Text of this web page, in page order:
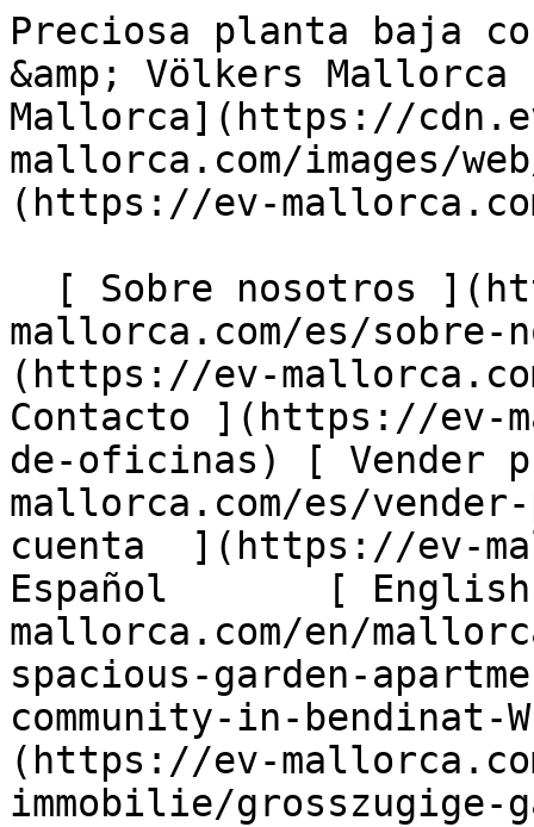
Preciosa planta baja con espacioso jardín - Engel &amp; Völkers Mallorca                [ ![EV Mallorca](https://cdn.ev-mallorca.com/images/web/EV_Logo_RGB.svg) ](https://ev-mallorca.com/es)  Mallorca  

  [ Sobre nosotros ](https://ev-mallorca.com/es/sobre-nosotros) [ Sobre Mallorca ](https://ev-mallorca.com/es/sobre-mallorca) [ Contacto ](https://ev-mallorca.com/es/ubicaciones-de-oficinas) [ Vender propiedad ](https://ev-mallorca.com/es/vender-propiedad-mallorca) [    Mi cuenta  ](https://ev-mallorca.com/es/mi-cuenta)   Español       [ English ](https://ev-mallorca.com/en/mallorca-property/beautiful-and-spacious-garden-apartment-in-sought-after-community-in-bendinat-W-046YYK)    [ Deutsch ](https://ev-mallorca.com/de/mallorca-immobilie/grosszugige-gartenwohnung-in-einer-begehrten-wohnanlage-in-bendinat-W-046YYK)   [ Català ](https://ev-mallorca.com/ca/immoble-mallorca/un-encantador-pis-a-peu-pla-amb-un-jardi-espaios-W-046YYK)   [ Svenska ](https://ev-mallorca.com/sv/mallorca-fastighet/rymlig-tradgardslagenhet-i-ett-eftertraktat-bostadsomrade-i-bendinat-W-046YYK)   [ Français ](https://ev-mallorca.com/fr/bien-majorque/spacieux-appartement-avec-jardin-dans-un-complexe-residentiel-recherche-a-bendinat-W-046YYK)   [ Polski ](https://ev-mallorca.com/pl/nieruchomosc-majorce/przestronne-mieszkanie-z-ogrodem-w-poszukiwanym-kompleksie-mieszkaniowym-w-bendinat-W-046YYK)   [ Italiano ](https://ev-mallorca.com/it/immobili-maiorca/spazioso-appartamento-con-giardino-in-un-ricercato-complesso-residenziale-a-bendinat-W-046YYK)   [ Dutch ](https://ev-mallorca.com/nl/mallorca-eigendom/ruime-tuinflat-in-een-gewild-wooncomplex-in-bendinat-W-046YYK)   [ Русский ](https://ev-mallorca.com/ru/nedvizhimost-mayorka/prostornaia-kvartira-s-sadom-v-populiarnom-zilom-komplekse-v-bendinate-W-046YYK)   [ Dansk ](https://ev-mallorca.com/da/mallorca-ejendom/rummelig-havelejlighed-i-et-eftertragtet-boligkompleks-i-bendinat-W-046YYK)   

  Comprar  [ Todas las propiedades ](https://ev-mallorca.com/es/inmobiliaria-mallorca?contract_type=0) [ Casa ](https://ev-mallorca.com/es/inmobiliaria-mallorca?contract_type=0&type%5B0%5D=0) [ Finca ](https://ev-mallorca.com/es/inmobiliaria-mallorca?contract_type=0&type%5B0%5D=1) [ Apartamento ](https://ev-mallorca.com/es/inmobiliaria-mallorca?contract_type=0&type%5B0%5D=2) [ Ático ](https://ev-mallorca.com/es/inmobiliaria-mallorca?contract_type=0&type%5B0%5D=5) [ Solares ](https://ev-mallorca.com/es/inmobiliaria-mallorca?contract_type=0&type%5B0%5D=3) [ Obra nueva ](https://ev-mallorca.com/es/inmobiliaria-mallorca?contract_type=0&type%5B0%5D=development) 

  Alquilar  [ Todas las propiedades ](https://ev-mallorca.com/es/inmobiliaria-mallorca?contract_type=1) [ Casa ](https://ev-mallorca.com/es/inmobiliaria-mallorca?contract_type=1&type%5B0%5D=0) [ Finca ](https://ev-mallorca.com/es/inmobiliaria-mallorca?contract_type=1&type%5B0%5D=1) [ Apartamento ](https://ev-mallorca.com/es/inmobiliaria-mallorca?contract_type=1&type%5B0%5D=2) [ Ático ](https://ev-mallorca.com/es/inmobiliaria-mallorca?contract_type=1&type%5B0%5D=5) 

  Alquiler Vacacional  [ Todas las propiedades ](https://ev-mallorca.com/es/alquiler-vacacional) [ Casa ](https://ev-mallorca.com/es/alquiler-vacacional?type%5B0%5D=0) [ Finca ](https://ev-mallorca.com/es/alquiler-vacacional?type%5B0%5D=1) [ Apartamento ](https://ev-mallorca.com/es/alquiler-vacacional?type%5B0%5D=2) [ Ático ](https://ev-mallorca.com/es/alquiler-vacacional?type%5B0%5D=5) 

  Comercial  [ Todas las propiedades ](https://ev-mallorca.com/es/propiedades-comerciales) [ Agricultura y bosques ](https://ev-mallorca.com/es/propiedades-comerciales?type%5B0%5D=6) [ Hotel ](https://ev-mallorca.com/es/propiedades-comerciales?type%5B0%5D=7) [ Industria ](https://ev-mallorca.com/es/propiedades-comerciales?type%5B0%5D=8) [ Inversión ](https://ev-mallorca.com/es/propiedades-comerciales?type%5B0%5D=9) [ Gastronomía ](https://ev-mallorca.com/es/propiedades-comerciales?type%5B0%5D=10) [ Solares ](https://ev-mallorca.com/es/propiedades-comerciales?type%5B0%5D=11) [ Oficina ](https://ev-mallorca.com/es/propiedades-comerciales?type%5B0%5D=12) [ Otros ](https://ev-mallorca.com/es/propiedades-comerciales?type%5B0%5D=13) [ Tienda ](https://ev-mallorca.com/es/propiedades-comerciales?type%5B0%5D=14) 

 [ Obra nueva ](https://ev-mallorca.com/es/obra-nueva-mallorca) 

     Español       [ English ](https://ev-mallorca.com/en/mallorca-property/beautiful-and-spacious-garden-apartment-in-sought-after-community-in-bendinat-W-046YYK)    [ Deutsch ](https://ev-